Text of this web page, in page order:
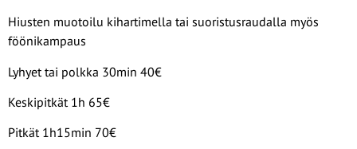
Hiusten muotoilu kihartimella tai suoristusraudalla myös
föönikampaus
Lyhyet tai polkka 30min 40€
Keskipitkät 1h 65€
Pitkät 1h15min 70€